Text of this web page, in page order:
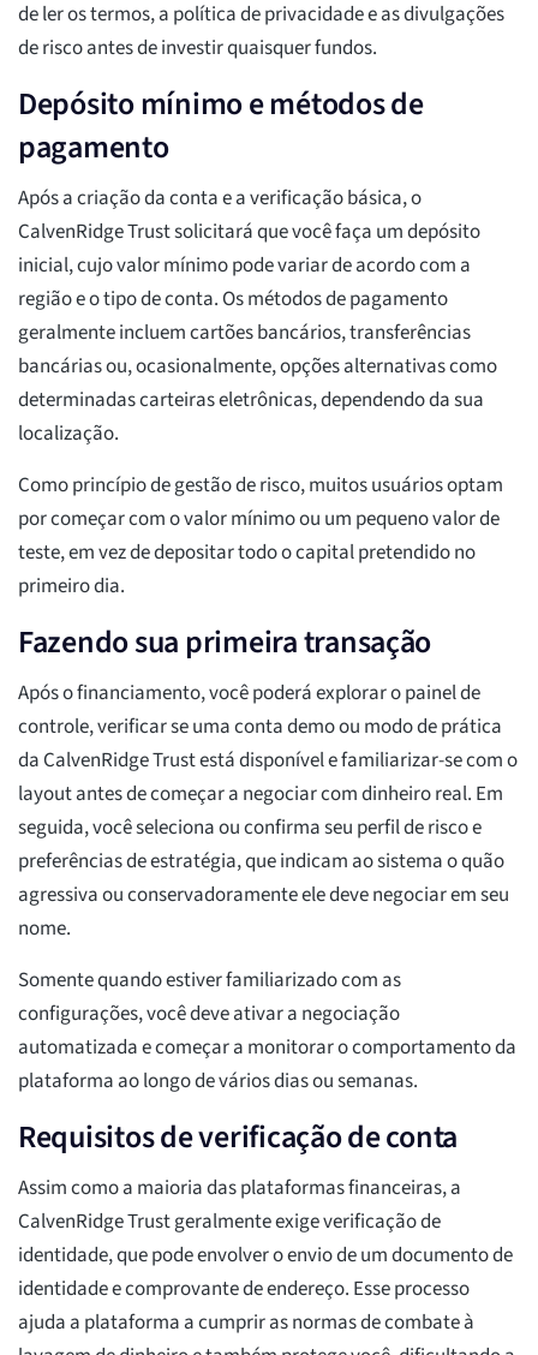
de ler os termos, a política de privacidade e as divulgações
de risco antes de investir quaisquer fundos.
Depósito mínimo e métodos de
pagamento
Após a criação da conta e a verificação básica, o
CalvenRidge Trust solicitará que você faça um depósito
inicial, cujo valor mínimo pode variar de acordo com a
região e o tipo de conta. Os métodos de pagamento
geralmente incluem cartões bancários, transferências
bancárias ou, ocasionalmente, opções alternativas como
determinadas carteiras eletrônicas, dependendo da sua
localização.
Como princípio de gestão de risco, muitos usuários optam
por começar com o valor mínimo ou um pequeno valor de
teste, em vez de depositar todo o capital pretendido no
primeiro dia.
Fazendo sua primeira transação
Após o financiamento, você poderá explorar o painel de
controle, verificar se uma conta demo ou modo de prática
da CalvenRidge Trust está disponível e familiarizar-se com o
layout antes de começar a negociar com dinheiro real. Em
seguida, você seleciona ou confirma seu perfil de risco e
preferências de estratégia, que indicam ao sistema o quão
agressiva ou conservadoramente ele deve negociar em seu
nome.
Somente quando estiver familiarizado com as
configurações, você deve ativar a negociação
automatizada e começar a monitorar o comportamento da
plataforma ao longo de vários dias ou semanas.
Requisitos de verificação de conta
Assim como a maioria das plataformas financeiras, a
CalvenRidge Trust geralmente exige verificação de
identidade, que pode envolver o envio de um documento de
identidade e comprovante de endereço. Esse processo
ajuda a plataforma a cumprir as normas de combate à